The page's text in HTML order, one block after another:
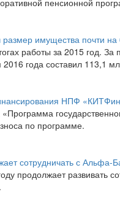
имущества почти на
работы за 2015 год.
года составил 113,1
НПФ
по программе.
сотрудничать с Альфа-
продолжает развивать